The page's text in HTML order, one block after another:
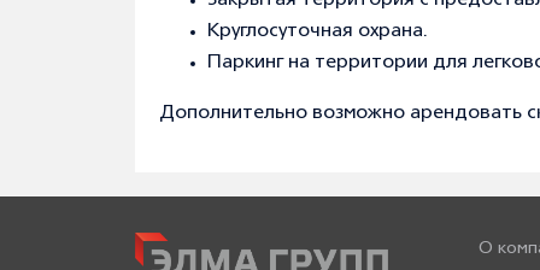
Круглосуточная охрана.
Паркинг на территории для
Дополнительно возможно арендовать
О